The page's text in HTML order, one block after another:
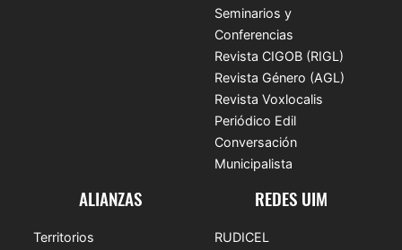
Seminarios y
Conferencias
Revista CIGOB (RIGL)
Revista Género (AGL)
Revista Voxlocalis
Periódico Edil
Conversación
Municipalista
ALIANZAS
Territorios
REDES UIM
RUDICEL